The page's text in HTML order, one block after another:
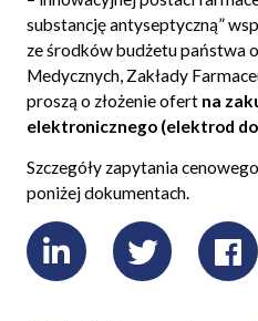
substancję antyseptyczną”
ze środków budżetu państwa
Medycznych, Zakłady
proszą o złożenie ofert na
elektronicznego (elektrod
Szczegóły zapytania
poniżej dokumentach.
LinkedInTwitter